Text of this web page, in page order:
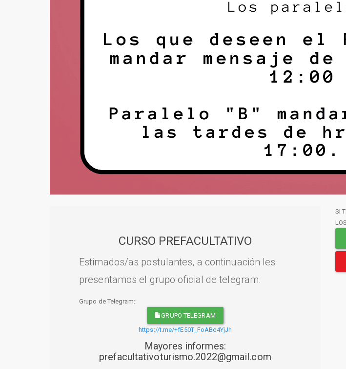
CURSO PREFACULTATIVO
Estimados/as postulantes, a continuación les
presentamos el grupo oficial de telegram.
Grupo de Telegram:
GRUPO TELEGRAM
https://t.me/+fE50T_FoABc4YjJh
Mayores informes:
prefacultativoturismo.2022@gmail.com
SI